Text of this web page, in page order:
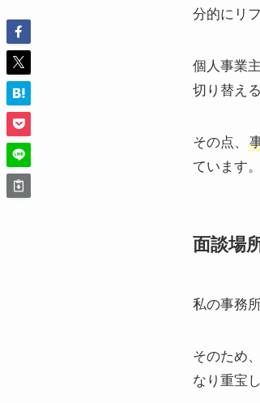
分的にリ
個人事業
切り替え
その点、
ています。
面談場
私の事務
そのため
なり重宝